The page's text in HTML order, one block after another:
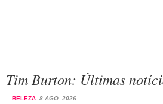
Tim Burton: Últimas
BELEZA 8 AGO. 2026